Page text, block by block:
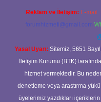
Reklam ve İletişim: E-mail:
forumhizmeti@gmail.com
Yasal Uyarı: Sitemiz, 5651
İletişim Kurumu (BTK)
hizmet vermektedir. Bu
denetleme veya araştırma
üyelerimiz yazdıkları